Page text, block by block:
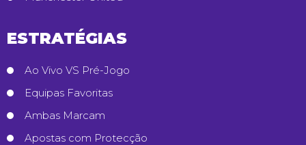
ESTRATÉGIAS
Ao Vivo VS Pré-Jogo
Equipas Favoritas
Ambas Marcam
Apostas com Protecção